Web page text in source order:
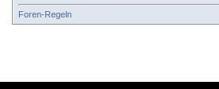
Foren-Regeln